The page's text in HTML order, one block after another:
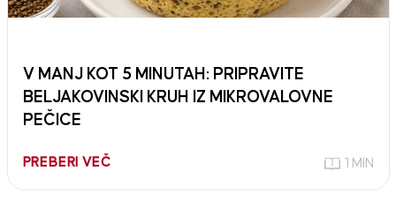
V MANJ KOT 5 MINUTAH: PRIPRAVITE
BELJAKOVINSKI KRUH IZ MIKROVALOVNE
PEČICE
PREBERI VEČ 1 MIN